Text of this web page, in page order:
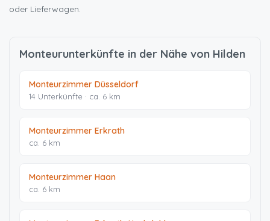
oder Lieferwagen.
Monteurunterkünfte in der Nähe von Hilden
Monteurzimmer Düsseldorf
14 Unterkünfte · ca. 6 km
Monteurzimmer Erkrath
ca. 6 km
Monteurzimmer Haan
ca. 6 km